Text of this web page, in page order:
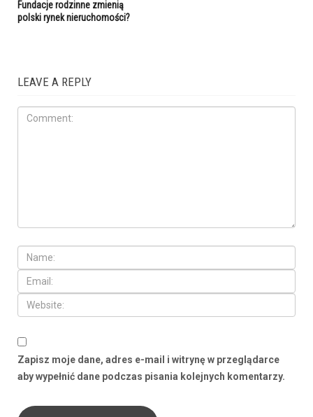
Fundacje rodzinne zmienią
polski rynek nieruchomości?
LEAVE A REPLY
Zapisz moje dane, adres e-mail i witrynę w przeglądarce
aby wypełnić dane podczas pisania kolejnych komentarzy.